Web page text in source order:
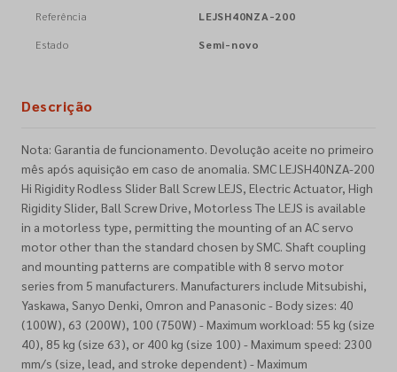
Referência
Estado
LEJSH40NZA-200
Semi-novo
Descrição
Nota: Garantia de funcionamento. Devolução aceite no primeiro
mês após aquisição em caso de anomalia. SMC LEJSH40NZA-200
Hi Rigidity Rodless Slider Ball Screw LEJS, Electric Actuator, High
Rigidity Slider, Ball Screw Drive, Motorless The LEJS is available
in a motorless type, permitting the mounting of an AC servo
motor other than the standard chosen by SMC. Shaft coupling
and mounting patterns are compatible with 8 servo motor
series from 5 manufacturers. Manufacturers include Mitsubishi,
Yaskawa, Sanyo Denki, Omron and Panasonic - Body sizes: 40
(100W), 63 (200W), 100 (750W) - Maximum workload: 55 kg (size
40), 85 kg (size 63), or 400 kg (size 100) - Maximum speed: 2300
mm/s (size, lead, and stroke dependent) - Maximum